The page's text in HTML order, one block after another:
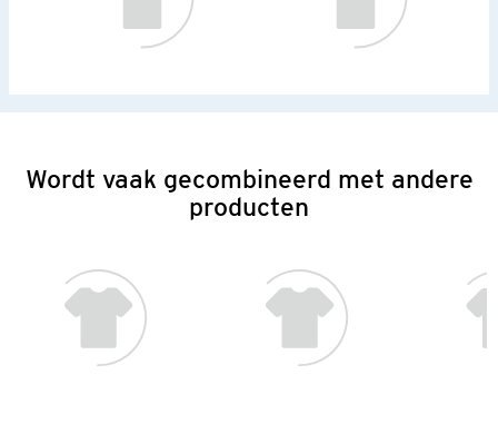
Wordt vaak gecombineerd met andere
producten